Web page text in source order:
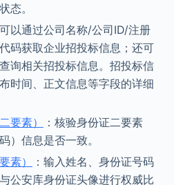
态。
可以通过公司名称/公司ID/注册
码获取企业招投标信息；还可
询相关招投标信息。招投标信
时间、正文信息等字段的详细
要素）
：核验身份证二要素
）信息是否一致。
素）
：输入姓名、身份证号码
公安库身份证头像进行权威比